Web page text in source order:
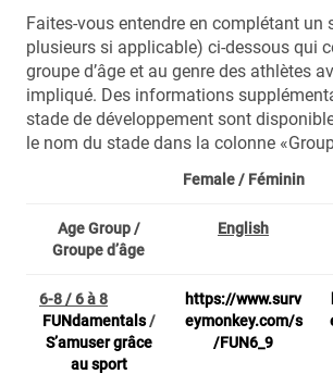
Faites-vous entendre en complétant un
plusieurs si applicable) ci-dessous qui
groupe d’âge et au genre des athlètes
impliqué. Des informations
stade de développement sont
le nom du stade dans la colonne
Female / Féminin
Age Group /
Groupe d’âge
English
6-8 / 6 à 8
FUNdamentals/
S’amuser grâce
au sport
https://www.surv
eymonkey.com/s
/FUN6_9